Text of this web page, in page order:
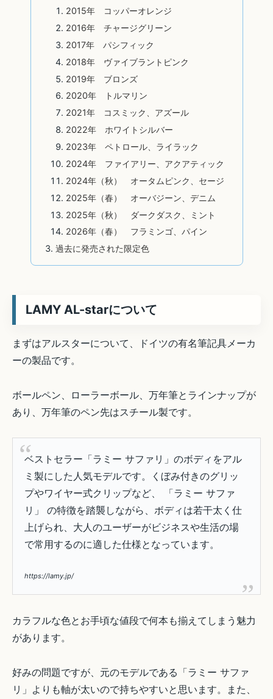
2015年 コッパーオレンジ
2016年 チャージグリーン
2017年 パシフィック
2018年 ヴァイブラントピンク
2019年 ブロンズ
2020年 トルマリン
2021年 コスミック、アズール
2022年 ホワイトシルバー
2023年 ペトロール、ライラック
2024年 ファイアリー、アクアティック
2024年（秋） オータムピンク、セージ
2025年（春） オーバジーン、デニム
2025年（秋） ダークダスク、ミント
2026年（春） フラミンゴ、パイン
過去に発売された限定色
LAMY AL-starについて
まずはアルスターについて、ドイツの有名筆記具メーカ
ーの製品です。
ボールペン、ローラーボール、万年筆とラインナップが
あり、万年筆のペン先はスチール製です。
ベストセラー「ラミー サファリ」のボディをアル
ミ製にした人気モデルです。くぼみ付きのグリッ
プやワイヤー式クリップなど、 「ラミー サファ
リ」 の特徴を踏襲しながら、ボディは若干太く仕
上げられ、大人のユーザーがビジネスや生活の場
で常用するのに適した仕様となっています。
https://lamy.jp/
カラフルな色とお手頃な値段で何本も揃えてしまう魅力
があります。
好みの問題ですが、元のモデルである「ラミー サファ
リ」よりも軸が太いので持ちやすいと思います。また、